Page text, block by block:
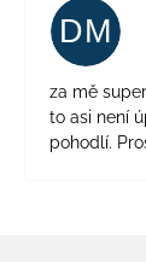
DM
za mě
to asi není
pohodlí.